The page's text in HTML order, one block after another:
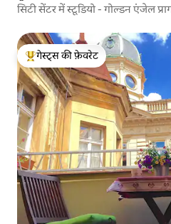
सिटी सेंटर में स्टूडियो - गोल्डन एंजेल
गेस्ट्स का टॉप फ़ेवरेट
गेस्ट्स की फ़ेवरेट